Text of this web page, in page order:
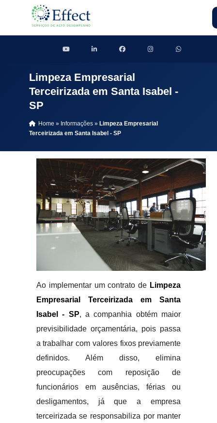
Limpeza Empresarial
Terceirizada em Santa Isabel -
SP
Home » Informações » Limpeza Empresarial
Terceirizada em Santa Isabel - SP
Ao implementar um contrato de Limpeza
Empresarial Terceirizada em Santa
Isabel - SP, a companhia obtém maior
previsibilidade orçamentária, pois passa
a trabalhar com valores fixos previamente
definidos. Além disso, elimina
preocupações com reposição de
funcionários em ausências, férias ou
desligamentos, já que a empresa
terceirizada se responsabiliza por manter